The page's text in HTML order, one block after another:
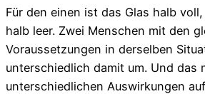
Für den einen ist das Glas halb
halb leer. Zwei Menschen mit den
Voraussetzungen in derselben
unterschiedlich damit um. Und das
unterschiedlichen Auswirkungen auf